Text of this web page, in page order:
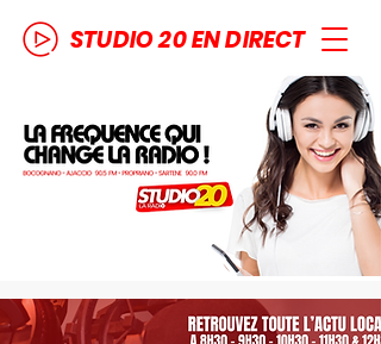
STUDIO 20 EN DIRECT